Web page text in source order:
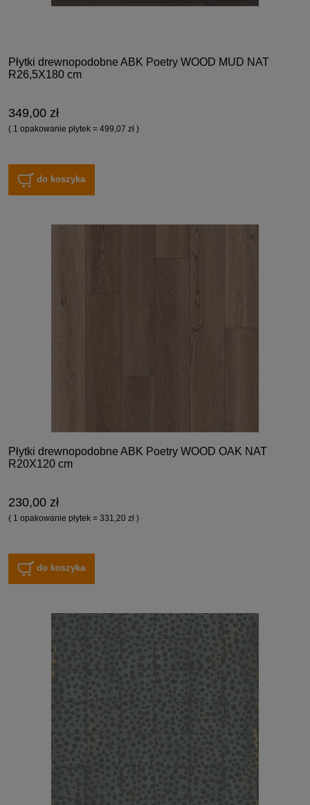
Płytki drewnopodobne ABK Poetry WOOD MUD NAT
R26,5X180 cm
349,00 zł
( 1 opakowanie płytek = 499,07 zł )
do koszyka
Płytki drewnopodobne ABK Poetry WOOD OAK NAT
R20X120 cm
230,00 zł
( 1 opakowanie płytek = 331,20 zł )
do koszyka